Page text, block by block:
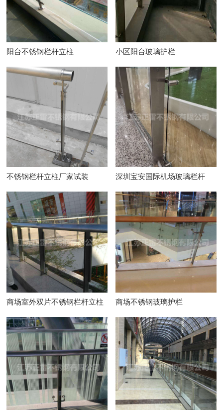
阳台不锈钢栏杆立柱 小区阳台玻璃护栏
不锈钢栏杆立柱厂家试装 深圳宝安国际机场玻璃栏杆
商场室外双片不锈钢栏杆立柱 商场不锈钢玻璃护栏